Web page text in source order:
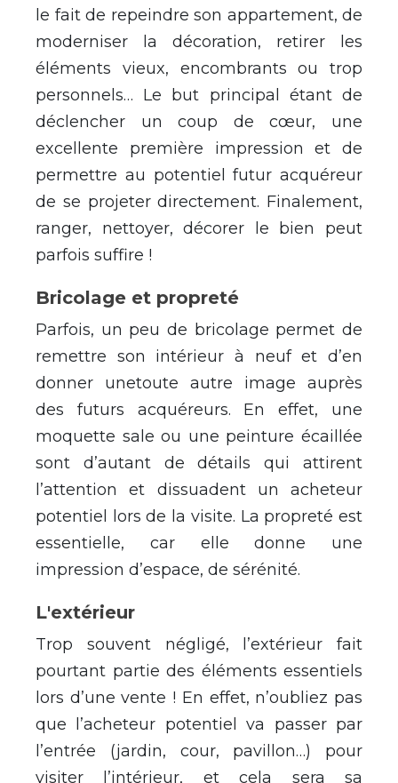
le fait de repeindre son appartement, de
moderniser la décoration, retirer les
éléments vieux, encombrants ou trop
personnels… Le but principal étant de
déclencher un coup de cœur, une
excellente première impression et de
permettre au potentiel futur acquéreur
de se projeter directement. Finalement,
ranger, nettoyer, décorer le bien peut
parfois suffire !
Bricolage et propreté
Parfois, un peu de bricolage permet de
remettre son intérieur à neuf et d’en
donner unetoute autre image auprès
des futurs acquéreurs. En effet, une
moquette sale ou une peinture écaillée
sont d’autant de détails qui attirent
l’attention et dissuadent un acheteur
potentiel lors de la visite. La propreté est
essentielle, car elle donne une
impression d’espace, de sérénité.
L'extérieur
Trop souvent négligé, l’extérieur fait
pourtant partie des éléments essentiels
lors d’une vente ! En effet, n’oubliez pas
que l’acheteur potentiel va passer par
l’entrée (jardin, cour, pavillon…) pour
visiter l’intérieur, et cela sera sa